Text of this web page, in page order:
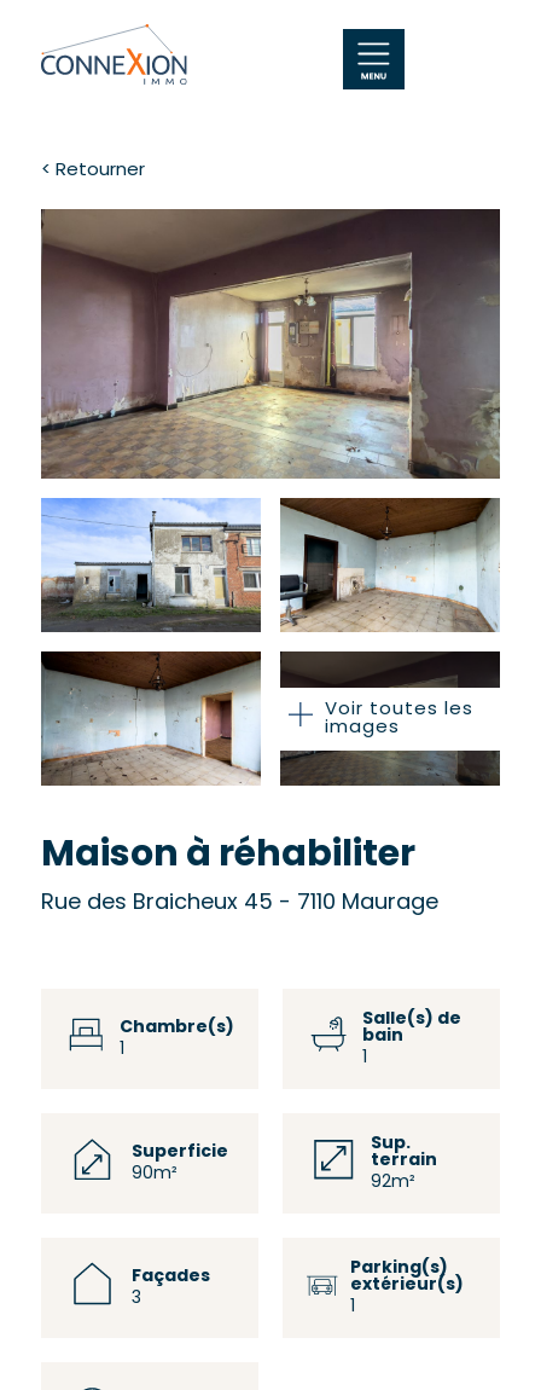
< Retourner
Voir toutes les
images
Maison à réhabiliter
Rue des Braicheux 45 - 7110 Maurage
Chambre(s)
Salle(s) de
bain
Superficie
90m²
Sup.
terrain
92m²
Façades
3
Parking(s)
extérieur(s)